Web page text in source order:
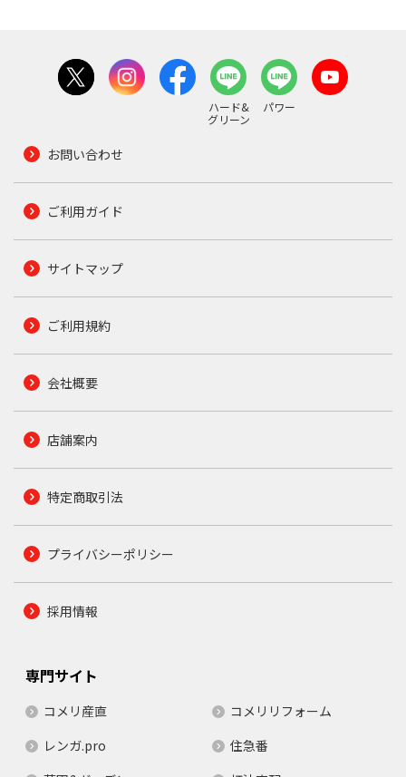
ハード&
グリーン
パワー
お問い合わせ
ご利用ガイド
サイトマップ
ご利用規約
会社概要
店舗案内
特定商取引法
プライバシーポリシー
採用情報
専門サイト
コメリ産直
コメリリフォーム
レンガ.pro
住急番